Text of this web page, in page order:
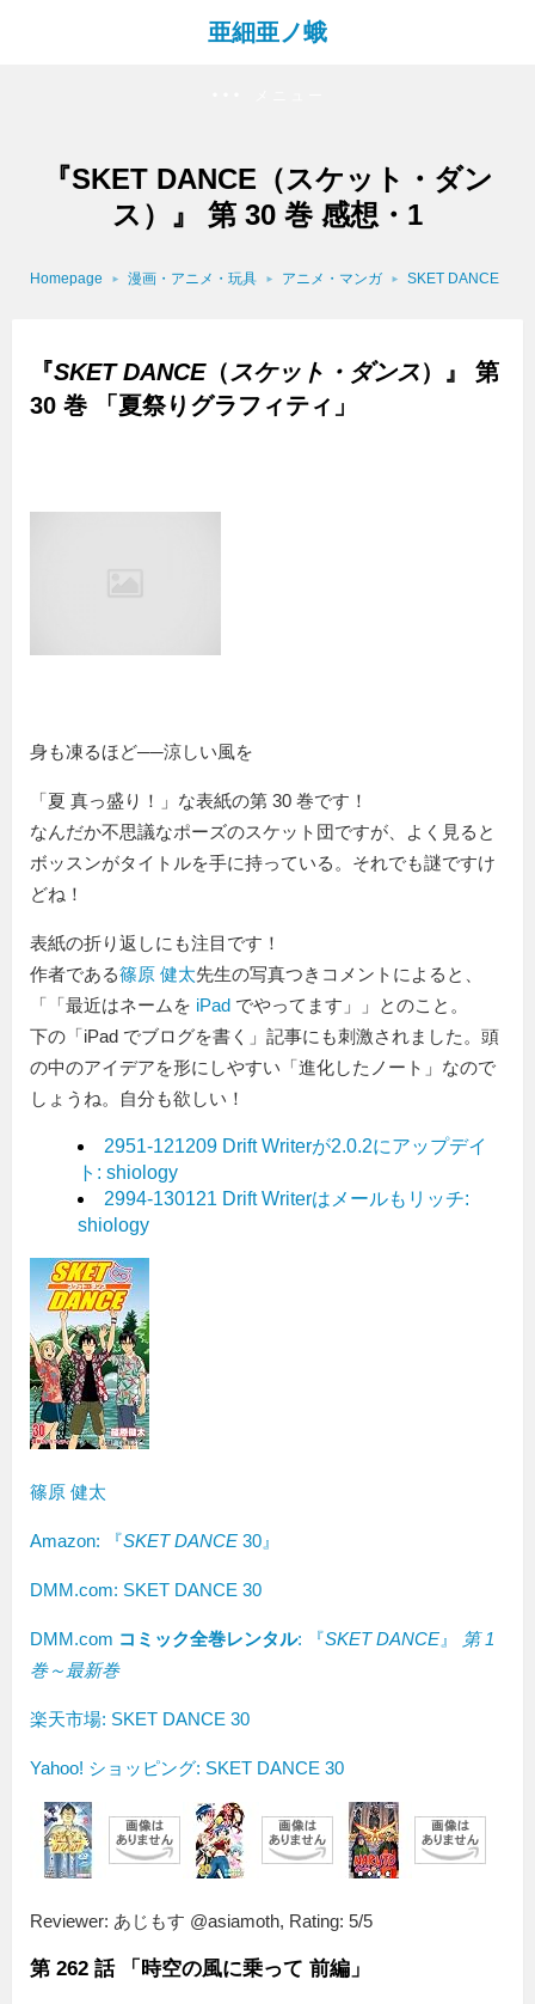
亜細亜ノ蛾
『SKET DANCE（スケット・ダン
ス）』 第 30 巻 感想・1
Homepage 漫画・アニメ・玩具 アニメ・マンガ SKET DANCE
『SKET DANCE（スケット・ダンス）』 第
30 巻 「夏祭りグラフィティ」
身も凍るほど──涼しい風を
「夏 真っ盛り！」な表紙の第 30 巻です！
なんだか不思議なポーズのスケット団ですが、よく見ると
ボッスンがタイトルを手に持っている。それでも謎ですけ
どね！
表紙の折り返しにも注目です！
作者である篠原 健太先生の写真つきコメントによると、
「
最近はネームを iPad でやってます
」とのこと。
下の「iPad でブログを書く」記事にも刺激されました。頭
の中のアイデアを形にしやすい「進化したノート」なので
しょうね。自分も欲しい！
2951-121209 Drift Writerが2.0.2にアップデイ
ト: shiology
2994-130121 Drift Writerはメールもリッチ:
shiology
篠原 健太
Amazon: 『SKET DANCE 30』
DMM.com: SKET DANCE 30
DMM.com コミック全巻レンタル: 『SKET DANCE 』
第 1
巻～最新巻
楽天市場: SKET DANCE 30
Yahoo! ショッピング: SKET DANCE 30
Reviewer: あじもす @asiamoth, Rating: 5/5
第 262 話 「時空の風に乗って 前編」